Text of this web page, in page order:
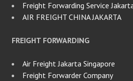
Freight Forwarding Service
AIR FREIGHT CHINA JAKARTA
FREIGHT FORWARDING
Air Freight Jakarta Singapore
Freight Forwarder Company